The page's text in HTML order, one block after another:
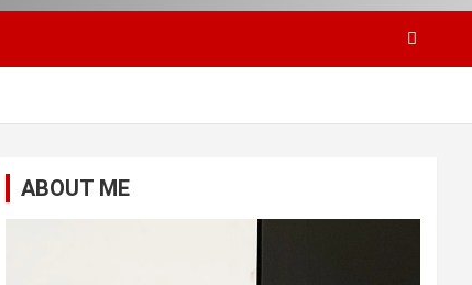
ABOUT ME